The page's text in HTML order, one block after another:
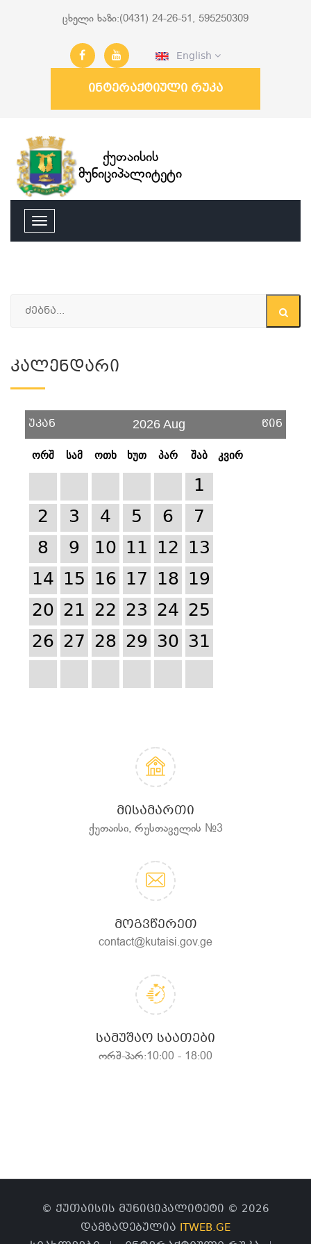
ცხელი ხაზი:(0431) 24-26-51, 595250309
English
ინტერაქტიული რუკა
ქუთაისის
მუნიციპალიტეტი
Კალენდარი
უკან 2026 Aug წინ
ორშ სამ ოთხ ხუთ პარ შაბ კვირ
1
2
3 4 5 6
7
8
9 10 11 12 13
14 15 16 17 18 19
20 21 22 23 24 25
26 27 28 29 30 31
ᲛᲘᲡᲐᲛᲐᲠᲗᲘ
ქუთაისი, რუსთაველის №3
ᲛᲝᲒᲕᲬᲔᲠᲔᲗ
contact@kutaisi.gov.ge
ᲡᲐᲛᲣᲨᲐᲝ ᲡᲐᲐᲗᲔᲑᲘ
ორშ-პარ:10:00 - 18:00
© ქუთაისის მუნიციპალიტეტი © 2026
დამზადებულია ITWEB.GE